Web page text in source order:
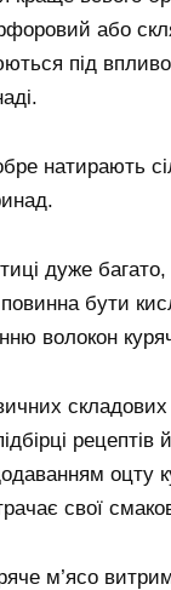
або
під
натирають
дуже
бути
волокон
рецептів
оцту
свої
м’ясо